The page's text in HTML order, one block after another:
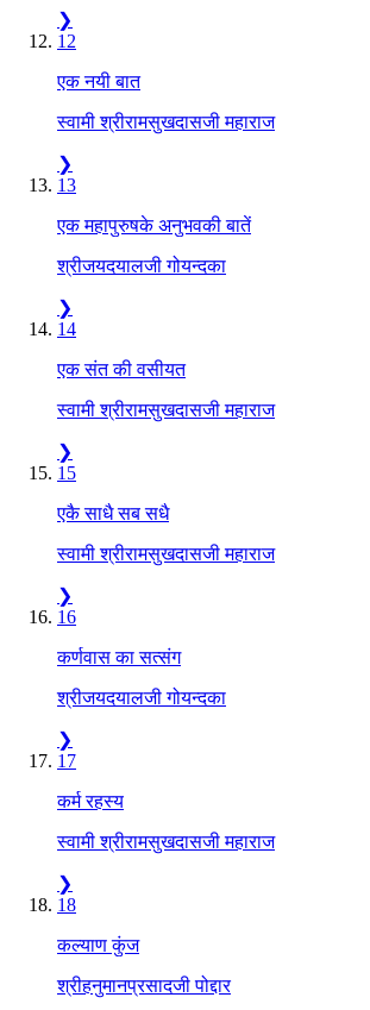
❯
12
एक नयी बात
स्वामी श्रीरामसुखदासजी महाराज
❯
13
एक महापुरुषके अनुभवकी बातें
श्रीजयदयालजी गोयन्दका
❯
14
एक संत की वसीयत
स्वामी श्रीरामसुखदासजी महाराज
❯
15
एकै साधै सब सधै
स्वामी श्रीरामसुखदासजी महाराज
❯
16
कर्णवास का सत्संग
श्रीजयदयालजी गोयन्दका
❯
17
कर्म रहस्य
स्वामी श्रीरामसुखदासजी महाराज
❯
18
कल्याण कुंज
श्रीहनुमानप्रसादजी पोद्दार